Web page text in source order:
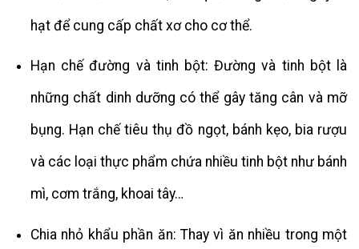
hạt để cung cấp chất xơ cho cơ thể.
Hạn chế đường và tinh bột: Đường và tinh bột là
những chất dinh dưỡng có thể gây tăng cân và mỡ
bụng. Hạn chế tiêu thụ đồ ngọt, bánh kẹo, bia rượu
và các loại thực phẩm chứa nhiều tinh bột như bánh
mì, cơm trắng, khoai tây…
Chia nhỏ khẩu phần ăn: Thay vì ăn nhiều trong một